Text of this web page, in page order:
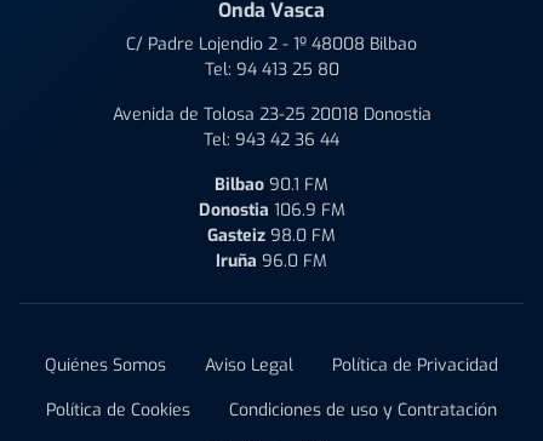
Onda Vasca
C/ Padre Lojendio 2 - 1º 48008 Bilbao
Tel: 94 413 25 80
Avenida de Tolosa 23-25 20018 Donostia
Tel: 943 42 36 44
Bilbao 90.1 FM
Donostia 106.9 FM
Gasteiz 98.0 FM
Iruña 96.0 FM
Quiénes Somos Aviso Legal
Política de Privacidad
Política de Cookies
Condiciones de uso y Contratación